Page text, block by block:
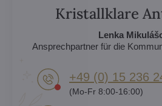
Kristallklare
Lenka
Ansprechpartner für die
+49 (0) 15 236
(Mo-Fr 8:00-16:00)